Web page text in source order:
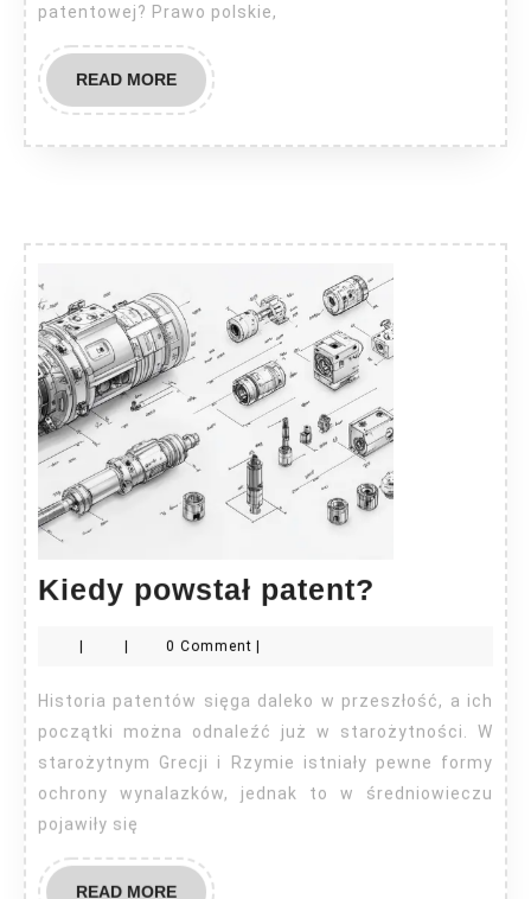
patentowej? Prawo polskie,
READ MOREREAD
MORE
Kiedy powstał patent?
0 Comment
Historia patentów sięga daleko w przeszłość, a ich
początki można odnaleźć już w starożytności. W
starożytnym Grecji i Rzymie istniały pewne formy
ochrony wynalazków, jednak to w średniowieczu
pojawiły się
READ MOREREAD